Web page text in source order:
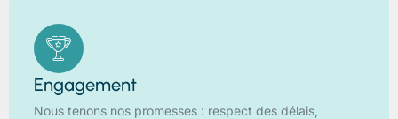
Engagement
Nous tenons nos promesses : respect des délais,